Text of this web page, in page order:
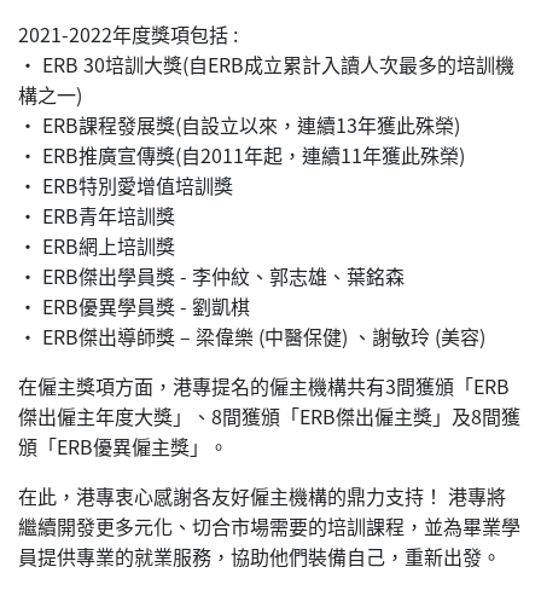
2021-2022年度獎項包括 :
• ERB 30培訓大獎(自ERB成立累計入讀人次最多的培訓機
構之一)
• ERB課程發展獎(自設立以來，連續13年獲此殊榮)
• ERB推廣宣傳獎(自2011年起，連續11年獲此殊榮)
• ERB特別愛增值培訓獎
• ERB青年培訓獎
• ERB網上培訓獎
• ERB傑出學員獎 - 李仲紋、郭志雄、葉銘森
• ERB優異學員獎 - 劉凱棋
• ERB傑出導師獎 – 梁偉樂 (中醫保健) 、謝敏玲 (美容)
在僱主獎項方面，港專提名的僱主機構共有3間獲頒「ERB
傑出僱主年度大獎」、8間獲頒「ERB傑出僱主獎」及8間獲
頒「ERB優異僱主獎」。
在此，港專衷心感謝各友好僱主機構的鼎力支持！ 港專將
繼續開發更多元化、切合市場需要的培訓課程，並為畢業學
員提供專業的就業服務，協助他們裝備自己，重新出發。